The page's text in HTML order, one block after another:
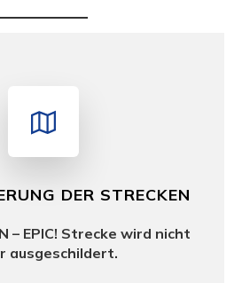
DER STRECKEN
– EPIC! Strecke wird nicht
ausgeschildert.